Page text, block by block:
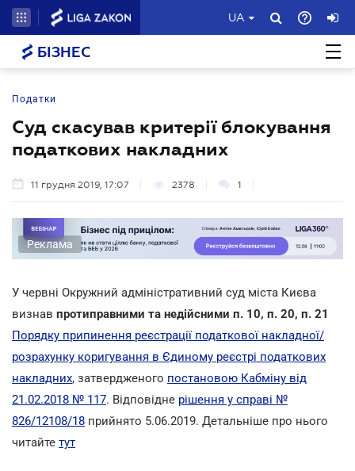
UA
БІЗНЕС
Податки
Суд скасував критерії блокування
податкових накладних
11 грудня 2019, 17:07 2378 1
Реклама
У червні Окружний адміністративний суд міста Києва
визнав протиправними та недійсними п. 10, п. 20, п. 21
Порядку припинення реєстрації податкової накладної/
розрахунку коригування в Єдиному реєстрі податкових
накладних, затвердженого постановою Кабміну від
21.02.2018 № 117. Відповідне рішення у справі №
826/12108/18 прийнято 5.06.2019. Детальніше про нього
читайте тут